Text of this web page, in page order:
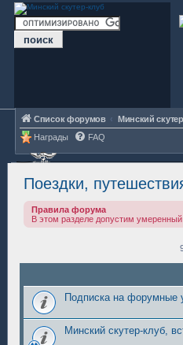
Список форумов Минский
Награды
FAQ
Поездки,
Правила форума
В этом разделе допустим
Подписка на форумные
Минский скутер-клуб,